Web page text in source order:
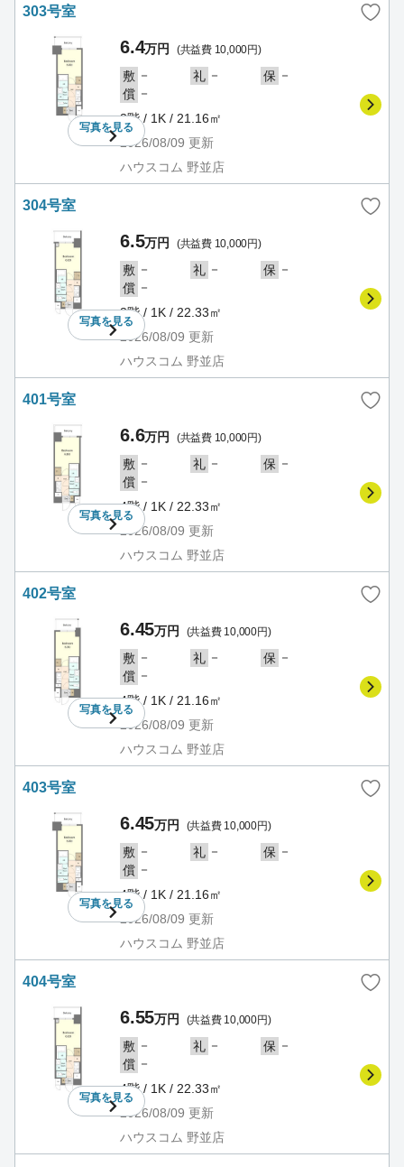
303号室
写真を見る
6.4万円 (共益費 10,000円)
敷 － 礼 － 保 －
償 －
3階 / 1K / 21.16㎡
2026/08/09 更新
ハウスコム 野並店
304号室
写真を見る
6.5万円 (共益費 10,000円)
敷 － 礼 － 保 －
償 －
3階 / 1K / 22.33㎡
2026/08/09 更新
ハウスコム 野並店
401号室
写真を見る
6.6万円 (共益費 10,000円)
敷 － 礼 － 保 －
償 －
4階 / 1K / 22.33㎡
2026/08/09 更新
ハウスコム 野並店
402号室
写真を見る
6.45万円 (共益費 10,000円)
敷 － 礼 － 保 －
償 －
4階 / 1K / 21.16㎡
2026/08/09 更新
ハウスコム 野並店
403号室
写真を見る
6.45万円 (共益費 10,000円)
敷 － 礼 － 保 －
償 －
4階 / 1K / 21.16㎡
2026/08/09 更新
ハウスコム 野並店
404号室
写真を見る
6.55万円 (共益費 10,000円)
敷 － 礼 － 保 －
償 －
4階 / 1K / 22.33㎡
2026/08/09 更新
ハウスコム 野並店